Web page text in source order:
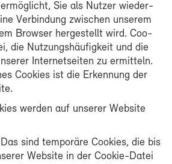
Sie als Nut­zer wie­der­
Ver­bin­dung zwi­schen un­se­rem
Brow­ser her­ge­stellt wird. Coo­
die Nut­zungs­häu­fig­keit und die
In­ter­net­sei­ten zu er­mit­teln.
Coo­kies ist die Er­ken­nung der
wer­den auf un­se­rer Web­site
sind tem­po­rä­re Coo­kies, die bis
Web­site in der Cookie-​Datei